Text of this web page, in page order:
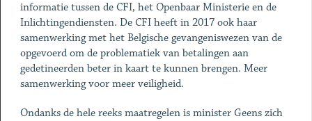
informatie tussen de CFI, het Openbaar Ministerie en de
Inlichtingendiensten. De CFI heeft in 2017 ook haar
samenwerking met het Belgische gevangeniswezen van de
opgevoerd om de problematiek van betalingen aan
gedetineerden beter in kaart te kunnen brengen. Meer
samenwerking voor meer veiligheid.
Ondanks de hele reeks maatregelen is minister Geens zich